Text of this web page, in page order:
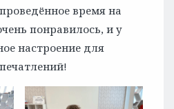
время на
понравилось, и у
настроение для